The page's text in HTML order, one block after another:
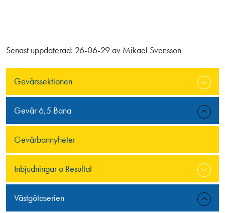
Gevärssektionen
Gevär 6,5 Bana
Gevärbannyheter
Inbjudningar o Resultat
Västgötaserien
Senast uppdaterad: 26-06-29av Mikael Svensson